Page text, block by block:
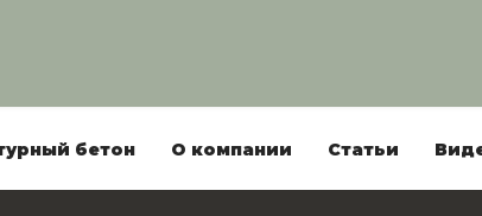
бетон О компании Статьи